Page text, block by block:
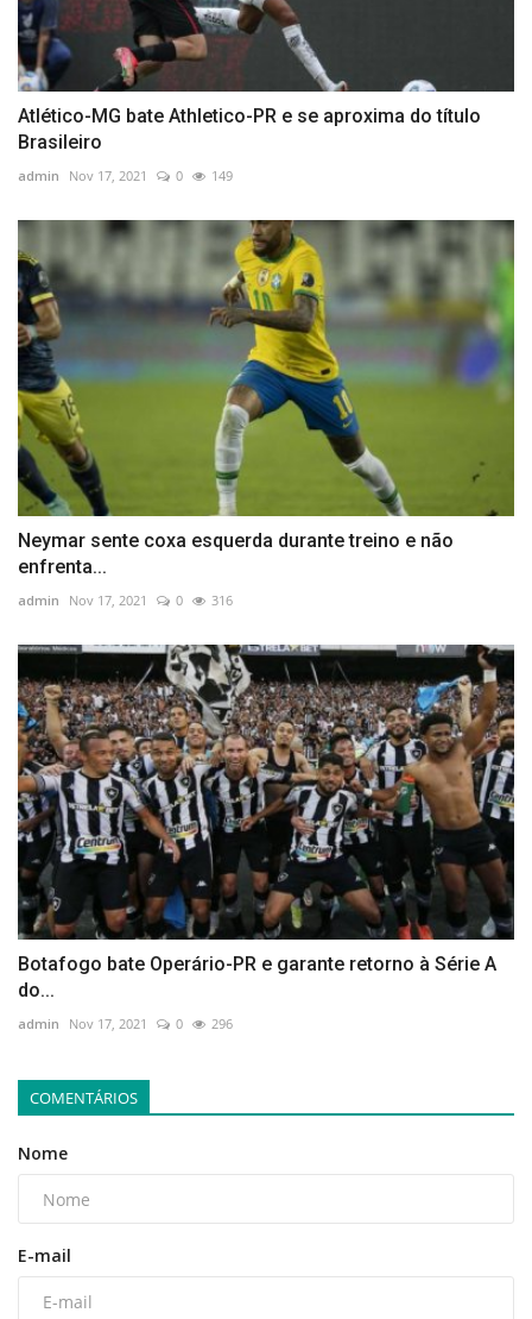
Atlético-MG bate Athletico-PR e se aproxima do título
Brasileiro
admin Nov 17, 2021 0 149
Neymar sente coxa esquerda durante treino e não
enfrenta...
admin Nov 17, 2021 0 316
Botafogo bate Operário-PR e garante retorno à Série A
do...
admin Nov 17, 2021 0 296
COMENTÁRIOS
Nome
E-mail